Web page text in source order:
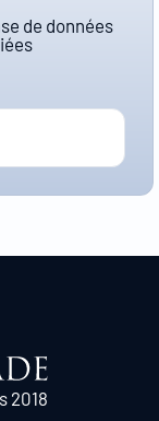
de données
2018